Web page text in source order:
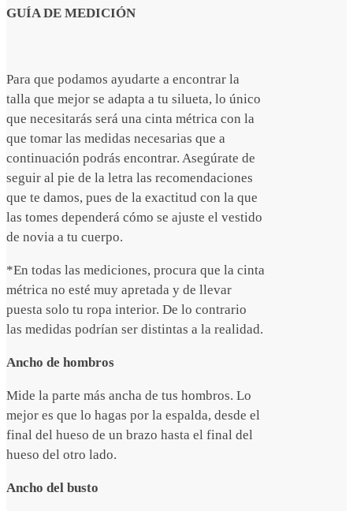
GUÍA DE MEDICIÓN
Para que podamos ayudarte a encontrar la
talla que mejor se adapta a tu silueta, lo único
que necesitarás será una cinta métrica con la
que tomar las medidas necesarias que a
continuación podrás encontrar. Asegúrate de
seguir al pie de la letra las recomendaciones
que te damos, pues de la exactitud con la que
las tomes dependerá cómo se ajuste el vestido
de novia a tu cuerpo.
*En todas las mediciones, procura que la cinta
métrica no esté muy apretada y de llevar
puesta solo tu ropa interior. De lo contrario
las medidas podrían ser distintas a la realidad.
Ancho de hombros
Mide la parte más ancha de tus hombros. Lo
mejor es que lo hagas por la espalda, desde el
final del hueso de un brazo hasta el final del
hueso del otro lado.
Ancho del busto